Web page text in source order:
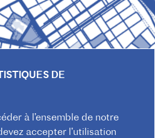
DE
à l’ensemble de notre
accepter l’utilisation